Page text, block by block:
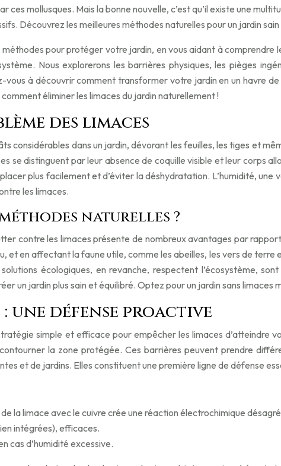
ces mollusques. Mais la bonne nouvelle, c’est qu’il existe une
Découvrez les meilleures méthodes naturelles pour un jardin sain
pour protéger votre jardin, en vous aidant à
Nous explorerons les barrières physiques, les pièges
à découvrir comment transformer votre jardin en un havre
éliminer les limaces du jardin naturellement !
des limaces
considérables dans un jardin, dévorant les feuilles, les tiges et
se distinguent par leur absence de coquille visible et leur corps
plus facilement et d’éviter la déshydratation. L’humidité,
les limaces.
naturelles ?
contre les limaces présente de nombreux avantages par
et en affectant la faune utile, comme les abeilles, les vers de
écologiques, en revanche, respectent l’écosystème,
un jardin plus sain et équilibré. Optez pour un jardin sans limaces
une défense proactive
simple et efficace pour empêcher les limaces d’atteindre
la zone protégée. Ces barrières peuvent prendre
et de jardins. Elles constituent une première ligne de défense
la limace avec le cuivre crée une réaction électrochimique
intégrées), efficaces.
cas d’humidité excessive.